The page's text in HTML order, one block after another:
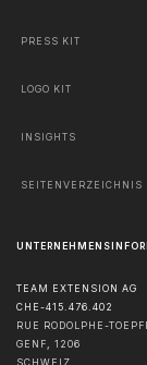
PRESS KIT
LOGO KIT
INSIGHTS
SEITENVERZEICHNIS
TEAM EXTENSION AG
CHE-415.476.402
RUE RODOLPHE-
GENF, 1206